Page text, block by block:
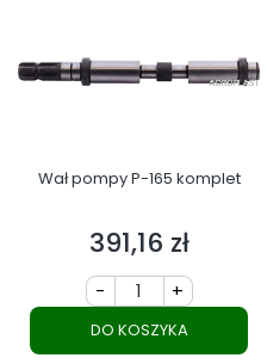
Wał pompy P-165 komplet
Cena
391,16 zł
- +
DO KOSZYKA